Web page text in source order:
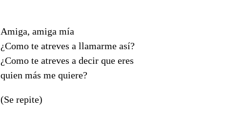
Amiga, amiga mía
¿Como te atreves a llamarme así?
¿Como te atreves a decir que eres
quien más me quiere?
(Se repite)